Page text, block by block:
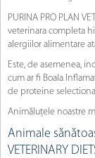
PURINA PRO PLAN
veterinara completa
alergiilor alimentare
Este, de asemenea,
cum ar fi Boala
de proteine
Animăluțele noastre
Animale
VETERINARY